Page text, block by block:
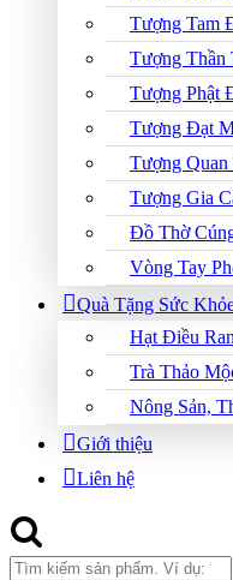
Tượng Tam
Tượng Thần
Tượng Phật
Tượng Đạt
Tượng Quan
Tượng Gia
Đồ Thờ
Vòng Tay
Quà Tặng Sức
Hạt Điều
Trà Thảo
Nông Sản,
Giới thiệu
Liên hệ
Search